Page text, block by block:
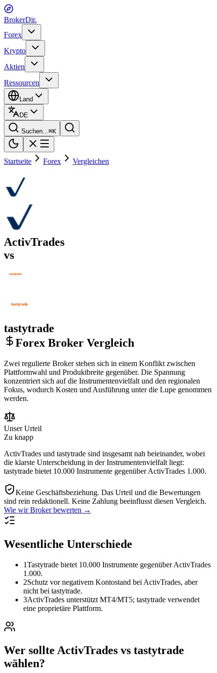
BrokerDir.
Forex
Krypto
Aktien
Ressourcen
Land
DE
Suchen...⌘K
Startseite Forex Vergleichen
ActivTrades
vs
tastytrade
Forex Broker Vergleich
Zwei regulierte Broker stehen sich in einem Konflikt zwischen
Plattformwahl und Produktbreite gegenüber. Die Spannung
konzentriert sich auf die Instrumentenvielfalt und den regionalen
Fokus, wodurch Kosten und Ausführung unter die Lupe genommen
werden.
Unser Urteil
Zu knapp
ActivTrades und tastytrade sind insgesamt nah beieinander, wobei
die klarste Unterscheidung in der Instrumentenvielfalt liegt:
tastytrade bietet 10.000 Instrumente gegenüber ActivTrades 1.000.
Keine Geschäftsbeziehung. Das Urteil und die Bewertungen
sind rein redaktionell. Keine Zahlung beeinflusst diesen Vergleich.
Wie wir Broker bewerten →
Wesentliche Unterschiede
1Tastytrade bietet 10.000 Instrumente gegenüber ActivTrades
1.000.
2Schutz vor negativem Kontostand bei ActivTrades, aber
nicht bei tastytrade.
3ActivTrades unterstützt MT4/MT5; tastytrade verwendet
eine proprietäre Plattform.
Wer sollte ActivTrades vs tastytrade
wählen?